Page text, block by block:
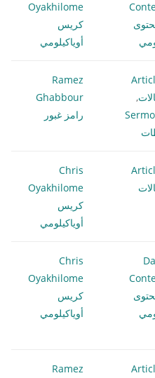
Oyakhilome
كريس
أوياكيلومي
,
Ramez
Ghabbour
رامز غبور
Chris
Oyakhilome
كريس
أوياكيلومي
Chris
Oyakhilome
كريس
أوياكيلومي
Ramez